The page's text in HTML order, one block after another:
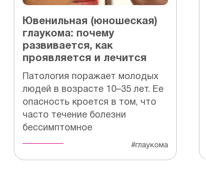
Ювенильная (юношеская)
глаукома: почему
развивается, как
проявляется и лечится
Патология поражает молодых
людей в возрасте 10–35 лет. Ее
опасность кроется в том, что
часто течение болезни
бессимптомное
#глаукома